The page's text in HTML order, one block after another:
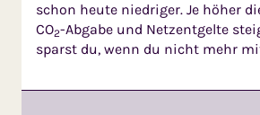
schon heute niedri­ger. Je höher
CO2-Abgabe und Netzentgelte
sparst du, wenn du nicht mehr